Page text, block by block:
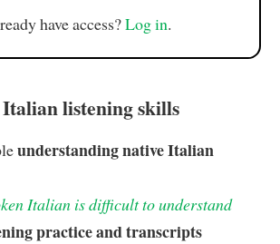
have access?Log in.
listening skills
understanding native Italian
Italian is difficult to understand
practice and transcripts